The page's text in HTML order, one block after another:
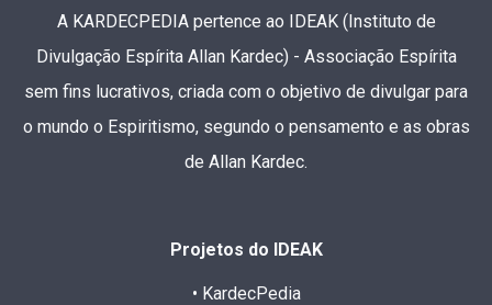
A KARDECPEDIA pertence ao IDEAK (Instituto de
Divulgação Espírita Allan Kardec) - Associação Espírita
sem fins lucrativos, criada com o objetivo de divulgar para
o mundo o Espiritismo, segundo o pensamento e as obras
de Allan Kardec.
Projetos do IDEAK
• KardecPedia